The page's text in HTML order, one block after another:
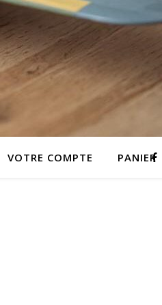
VOTRE COMPTE PANIER